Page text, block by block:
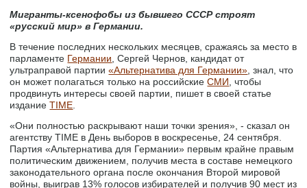
Мигранты-ксенофобы из бывшего СССР строят
«русский мир» в Германии.
В течение последних нескольких месяцев, сражаясь за место в
парламенте Германии , Сергей Чернов, кандидат от
ультраправой партии«Альтернатива для Германии» , знал, что
он может полагаться только на российскиеСМИ , чтобы
продвинуть интересы своей партии, пишет в своей статье
изданиеTIME
«Они полностью раскрывают наши точки зрения», - сказал он
агентству TIME в День выборов в воскресенье, 24 сентября.
Партия «Альтернатива для Германии» первым крайне правым
политическим движением, получив места в составе немецкого
законодательного органа после окончания Второй мировой
войны, выиграв 13% голосов избирателей и получив 90 мест из